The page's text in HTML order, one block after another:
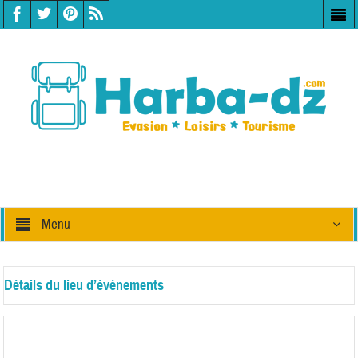
Menu
Détails du lieu d’événements